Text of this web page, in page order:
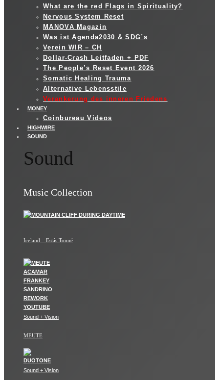
What are the red Flags in Spirituality?
Nervous System Reset
MANOVA Magazin
Was ist Agenda2030 & SDG´s
Verein WIR – CH
Dollar-Crash Leitfaden + PDF
The People’s Reset Event 2026
Somatic Healing Trauma
Alternative Lebensstile
Verankerung des inneren Friedens
MONEY
Coinbureau Videos
HIGHWIRE
SOUND
Sound
Music Collection
Iceland – Estás Tonné
Sound + Vision
MEUTE
Sound + Vision